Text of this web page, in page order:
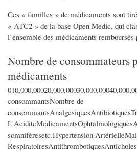
Ces « familles » de médicaments sont
« ATC2 » de la base Open Medic, qui
l’ensemble des médicaments
Nombre de consommateurs
médicaments
consommantsNombre de
somnifèresetc.Hypertension